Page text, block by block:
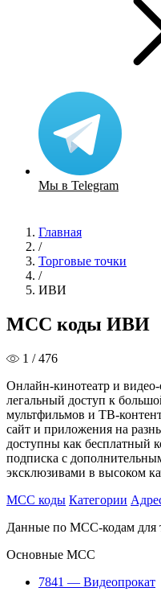
Мы в Telegram
Главная
/
Торговые точки
/
ИВИ
MCC коды ИВИ
1 / 476
Онлайн-кинотеатр и
легальный доступ к
мультфильмов и ТВ-
сайт и приложения на
доступны как бесплатный
подписка с
эксклюзивами в высоком
MCC коды Категории
Данные по MCC-кодам для
Основные MCC
7841 — Видеопрокат